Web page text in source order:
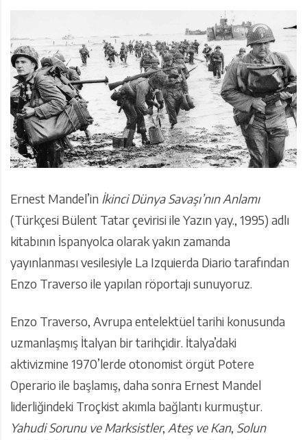
Ernest Mandel’in İkinci Dünya Savaşı’nın Anlamı
(Türkçesi Bülent Tatar çevirisi ile Yazın yay., 1995) adlı
kitabının İspanyolca olarak yakın zamanda
yayınlanması vesilesiyle La Izquierda Diario tarafından
Enzo Traverso ile yapılan röportajı sunuyoruz.
Enzo Traverso, Avrupa entelektüel tarihi konusunda
uzmanlaşmış İtalyan bir tarihçidir. İtalya’daki
aktivizmine 1970’lerde otonomist örgüt Potere
Operario ile başlamış, daha sonra Ernest Mandel
liderliğindeki Troçkist akımla bağlantı kurmuştur.
Yahudi Sorunu ve Marksistler, Ateş ve Kan, Solun